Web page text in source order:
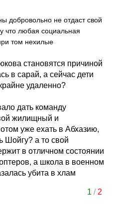
добровольно не отдаст свой
что любая социальная
том нехилые
становятся причиной
в сарай, а сейчас дети
удаленно?
дать команду
жилищный и
уже ехать в Абхазию,
Шойгу? а то свой
в отличном состоянии
а школа в военном
убита в хлам
1 / 2